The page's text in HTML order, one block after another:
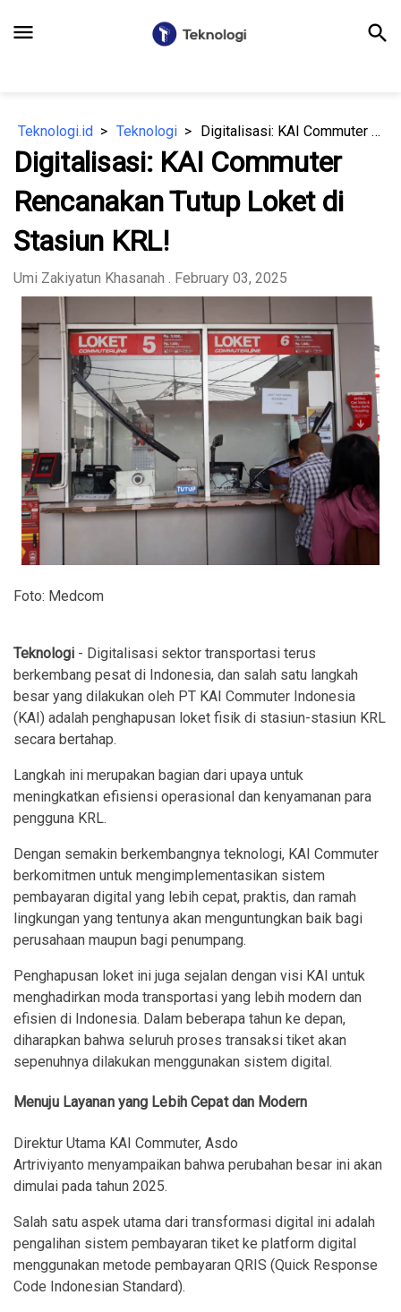
menu search
Teknologi.id Teknologi Digitalisasi: KAI Commuter Rencanakan Tutup Loket di Stasiun KRL!
Digitalisasi: KAI Commuter
Rencanakan Tutup Loket di
Stasiun KRL!
Umi Zakiyatun Khasanah . February 03, 2025
Foto: Medcom
Teknologi - Digitalisasi sektor transportasi terus
berkembang pesat di Indonesia, dan salah satu langkah
besar yang dilakukan oleh PT KAI Commuter Indonesia
(KAI) adalah penghapusan loket fisik di stasiun-stasiun KRL
secara bertahap.
Langkah ini merupakan bagian dari upaya untuk
meningkatkan efisiensi operasional dan kenyamanan para
pengguna KRL.
Dengan semakin berkembangnya teknologi, KAI Commuter
berkomitmen untuk mengimplementasikan sistem
pembayaran digital yang lebih cepat, praktis, dan ramah
lingkungan yang tentunya akan menguntungkan baik bagi
perusahaan maupun bagi penumpang.
Penghapusan loket ini juga sejalan dengan visi KAI untuk
menghadirkan moda transportasi yang lebih modern dan
efisien di Indonesia. Dalam beberapa tahun ke depan,
diharapkan bahwa seluruh proses transaksi tiket akan
sepenuhnya dilakukan menggunakan sistem digital.
Menuju Layanan yang Lebih Cepat dan Modern
Direktur Utama KAI Commuter, Asdo
Artriviyanto menyampaikan bahwa perubahan besar ini akan
dimulai pada tahun 2025.
Salah satu aspek utama dari transformasi digital ini adalah
pengalihan sistem pembayaran tiket ke platform digital
menggunakan metode pembayaran QRIS (Quick Response
Code Indonesian Standard).